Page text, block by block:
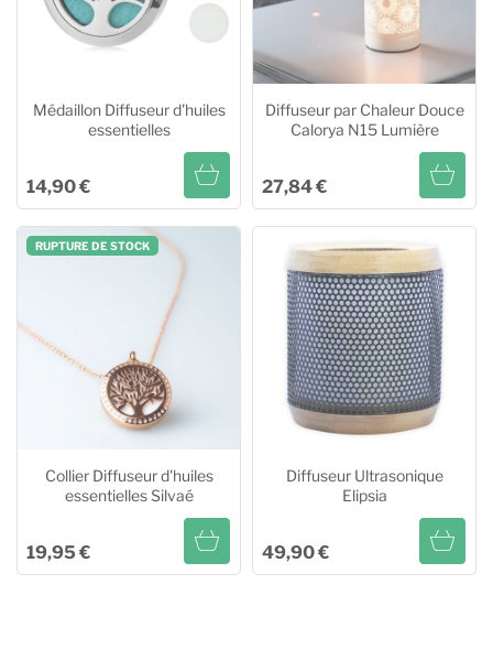
Médaillon Diffuseur d'huiles
essentielles
14,90 €
Médaillon Diffuseur d'huiles
essentielles
Diffuseur par Chaleur Douce
Calorya N15 Lumière
27,84 €
Diffuseur par Chaleur Douce
Calorya N15 Lumière
Ajouter au panier
Collier Diffuseur d'huiles
essentielles Silvaé
19,95 €
RUPTURE DE STOCK
Diffuseur Ultrasonique
Elipsia
49,90 €